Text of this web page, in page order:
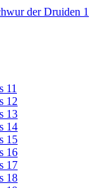
der Druiden 1
11
12
13
14
15
16
17
18